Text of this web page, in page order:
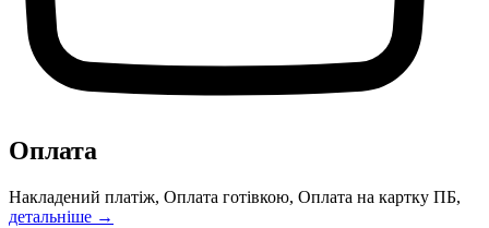
Оплата
Накладений платіж, Оплата готівкою, Оплата на картку ПБ,
детальніше →